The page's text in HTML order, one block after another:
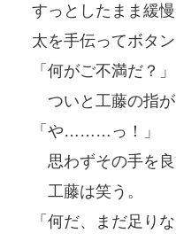
すっとしたまま緩
太を手伝ってボタン
「何がご不満だ？」
ついと工藤の指が
「や………っ！」
思わずその手を良
工藤は笑う。
「何だ、まだ足り